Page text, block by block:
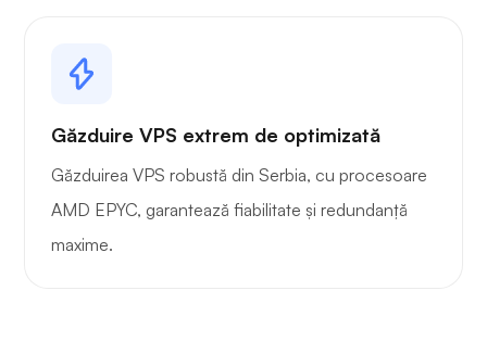
Găzduire VPS extrem de optimizată
Găzduirea VPS robustă din Serbia, cu procesoare
AMD EPYC, garantează fiabilitate și redundanță
maxime.